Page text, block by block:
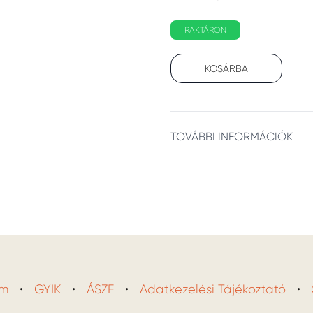
RAKTÁRON
KOSÁRBA
TOVÁBBI INFORMÁCIÓK
• GYIK • ÁSZF • Adatkezelési Tájékoztató •